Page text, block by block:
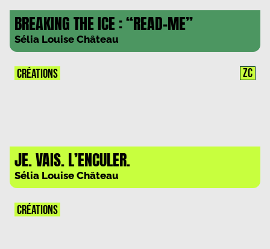
BREAKING THE ICE : “READ-ME”
Sélia Louise Château
JE. VAIS. L’ENCULER.
Sélia Louise Château
CRÉATIONS ZC
CRÉATIONS